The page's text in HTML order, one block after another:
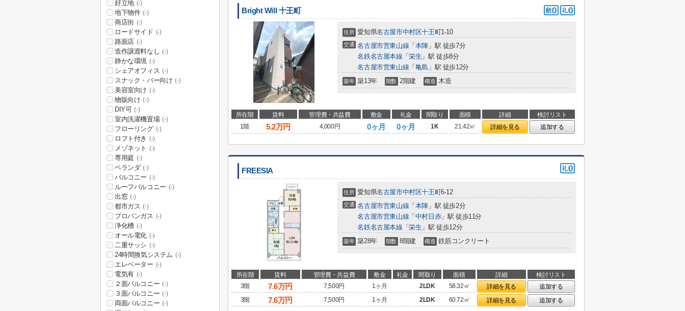
Bright Will 十王町
住所 愛知県名古屋市中村区十王町1-10
交通 名古屋市営東山線 「 本陣 」駅 徒歩7分
名鉄名古屋本線 「栄生 」駅 徒歩8分
名古屋市営東山線 「 亀島 」駅 徒歩12分
築年 築13年 階数 2階建 構造 木造
所在階 賃料 管理費・共益費 敷金 礼金 間取り 面積 詳細
検討リスト
1階
5.2万円 4,000円 0ヶ月 0ヶ月 1K 21.42㎡ 詳細を見る 追加する
FREESIA
住所 愛知県名古屋市中村区十王町6-12
交通 名古屋市営東山線 「 本陣 」駅 徒歩2分
名古屋市営東山線 「 中村日赤」駅 徒歩11分
名鉄名古屋本線 「栄生 」駅 徒歩12分
築年 築28年 階数 8階建 構造 鉄筋コンクリート
所在階 賃料 管理費・共益費 敷金 礼金 間取り 面積 詳細
検討リスト
3階
7.6万円 7,500円 1ヶ月 2LDK 58.32㎡ 詳細を見る
追加する
3階
7.6万円 7,500円 1ヶ月 2LDK 60.72㎡ 詳細を見る 追加する
好立地 (-)
地下物件 (-)
商店街 (-)
ロードサイド (-)
路面店 (-)
造作譲渡料なし (-)
静かな環境 (-)
シェアオフィス (-)
スナック・バー向け (-)
美容室向け (-)
物販向け (-)
DIY可 (-)
室内洗濯機置場 (-)
フローリング (-)
ロフト付き (-)
メゾネット (-)
専用庭 (-)
ベランダ (-)
バルコニー (-)
ルーフバルコニー (-)
出窓 (-)
都市ガス (-)
プロパンガス (-)
浄化槽 (-)
オール電化 (-)
二重サッシ (-)
24時間換気システム (-)
エレベーター (-)
電気有 (-)
２面バルコニー (-)
３面バルコニー (-)
両面バルコニー (-)